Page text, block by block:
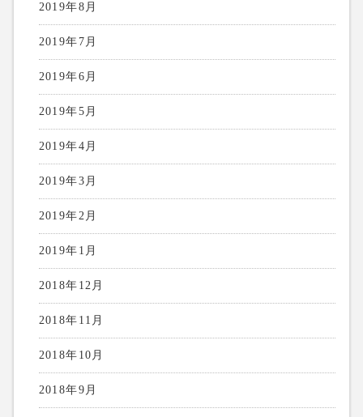
2019年8月
2019年7月
2019年6月
2019年5月
2019年4月
2019年3月
2019年2月
2019年1月
2018年12月
2018年11月
2018年10月
2018年9月